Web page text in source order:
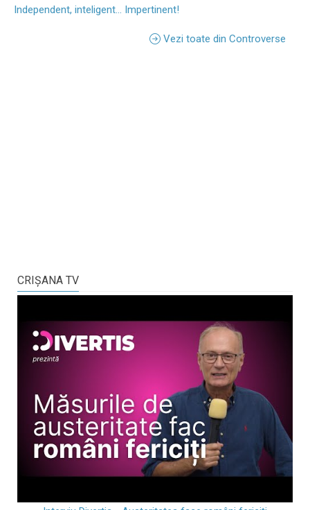
Independent, inteligent... Impertinent!
Vezi toate din Controverse
CRIŞANA TV